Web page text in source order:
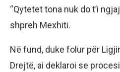
“Qytetet tona nuk do t’i
shpreh Mexhiti.
Në fund, duke folur për
Drejtë, ai deklaroi se